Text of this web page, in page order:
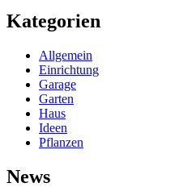
Kategorien
Allgemein
Einrichtung
Garage
Garten
Haus
Ideen
Pflanzen
News